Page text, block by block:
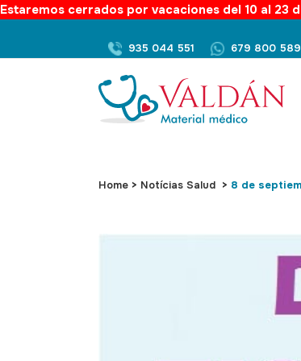
Estaremos cerrados por vacaciones del 10 al
935 044 551 679 800 589
Home > Notícias Salud > 8 de